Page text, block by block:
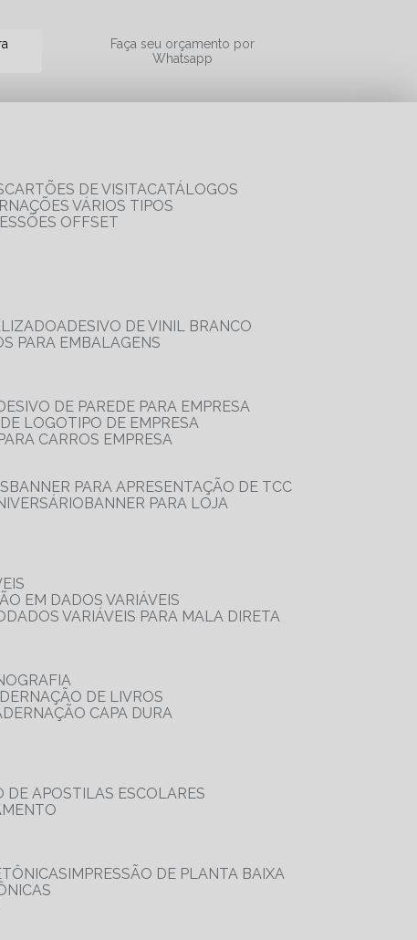
Faça seu orçamento por
Whatsapp
CARTÕES DE VISITA
CATÁLOGOS
VÁRIOS TIPOS
OFFSET
ADESIVO DE VINIL BRANCO
PARA EMBALAGENS
DE PAREDE PARA EMPRESA
DE LOGOTIPO DE EMPRESA
CARROS EMPRESA
BANNER PARA APRESENTAÇÃO DE TCC
BANNER PARA LOJA
EM DADOS VARIÁVEIS
DADOS VARIÁVEIS PARA MALA DIRETA
DE LIVROS
CAPA DURA
DE APOSTILAS ESCOLARES
IMPRESSÃO DE PLANTA BAIXA